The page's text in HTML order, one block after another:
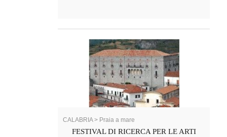
CALABRIA > Praia a mare
FESTIVAL DI RICERCA PER LE ARTI